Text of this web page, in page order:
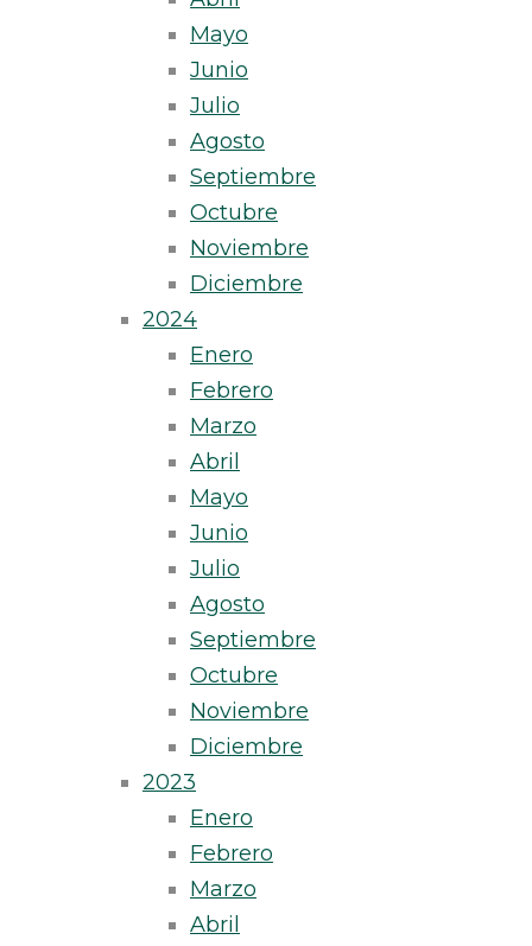
Mayo
Junio
Julio
Agosto
Septiembre
Octubre
Noviembre
Diciembre
2024
Enero
Febrero
Marzo
Abril
Mayo
Junio
Julio
Agosto
Septiembre
Octubre
Noviembre
Diciembre
2023
Enero
Febrero
Marzo
Abril